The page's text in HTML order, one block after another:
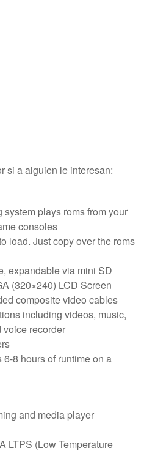
si a alguien le interesan:
plays roms from your
consoles
load. Just copy over the roms
expandable via mini SD
(320×240) LCD Screen
composite video cables
including videos, music,
voice recorder
8 hours of runtime on a
and media player
LTPS (Low Temperature